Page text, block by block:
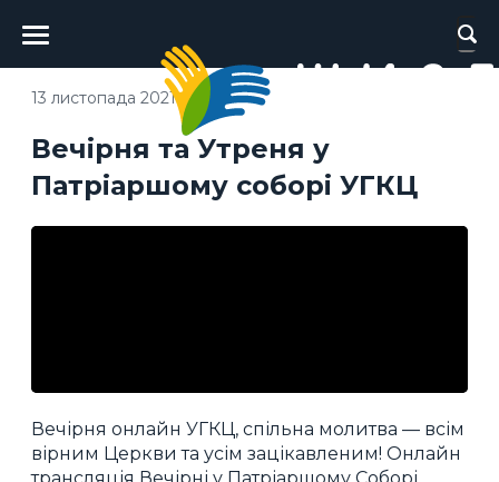
Головне
меню
Вечірня та Утреня у
Патріаршому соборі УГКЦ
13 листопада 2021
Вечірня онлайн УГКЦ, спільна молитва — всім
вірним Церкви та усім зацікавленим! Онлайн